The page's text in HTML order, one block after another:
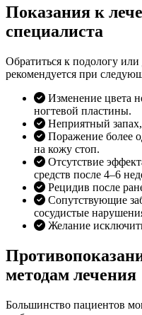
Показания к
специалиста
Обратиться к подологу
рекомендуется при
Изменение цвета
ногтевой пластины.
Неприятный
Поражение более
на кожу стоп.
Отсутствие
средств после 4–6
Рецидив после
Сопутствующие
сосудистые
Желание
методам лечения
Большинство пациентов